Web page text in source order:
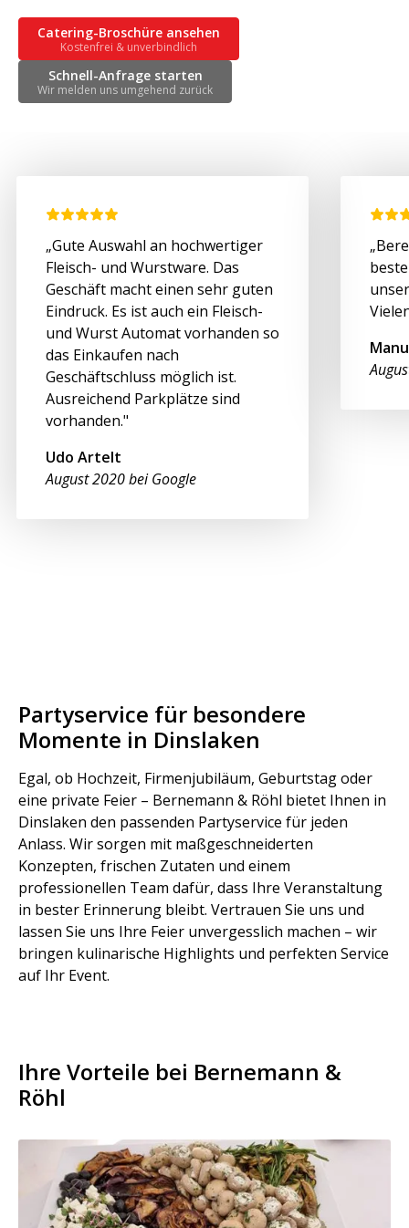
Catering-Broschüre ansehen
Kostenfrei & unverbindlich
Schnell-Anfrage starten
Wir melden uns umgehend zurück
„Gute Auswahl an hochwertiger
Fleisch- und Wurstware. Das
Geschäft macht einen sehr guten
Eindruck. Es ist auch ein Fleisch-
und Wurst Automat vorhanden so
das Einkaufen nach
Geschäftschluss möglich ist.
Ausreichend Parkplätze sind
vorhanden."
Udo Artelt
August 2020 bei Google
Partyservice für besondere
Momente in Dinslaken
Egal, ob Hochzeit, Firmenjubiläum, Geburtstag oder
eine private Feier – Bernemann & Röhl bietet Ihnen in
Dinslaken den passenden Partyservice für jeden
Anlass. Wir sorgen mit maßgeschneiderten
Konzepten, frischen Zutaten und einem
professionellen Team dafür, dass Ihre Veranstaltung
in bester Erinnerung bleibt. Vertrauen Sie uns und
lassen Sie uns Ihre Feier unvergesslich machen – wir
bringen kulinarische Highlights und perfekten Service
auf Ihr Event.
Ihre Vorteile bei Bernemann &
Röhl